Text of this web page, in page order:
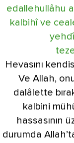
edallehullâhu
kalbihî ve
Hevasını
Ve Allah,
dalâlette
kalbini
hassasının
durumda